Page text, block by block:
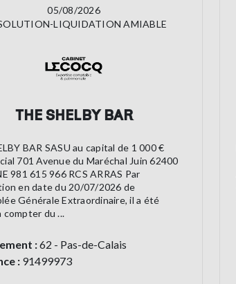
05/08/2026
LIQUIDATION AMIABLE
THE SHELBY BAR
BAR SASU au capital de 1 000 €
701 Avenue du Maréchal Juin 62400
981 615 966 RCS ARRAS Par
en date du 20/07/2026 de
Générale Extraordinaire, il a été
compter du ...
:62 - Pas-de-Calais
: 91499973